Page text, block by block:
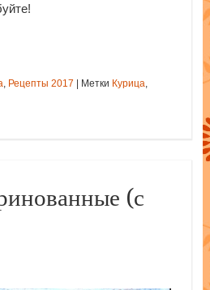
Рецепты 2017 Метки Курица
(с